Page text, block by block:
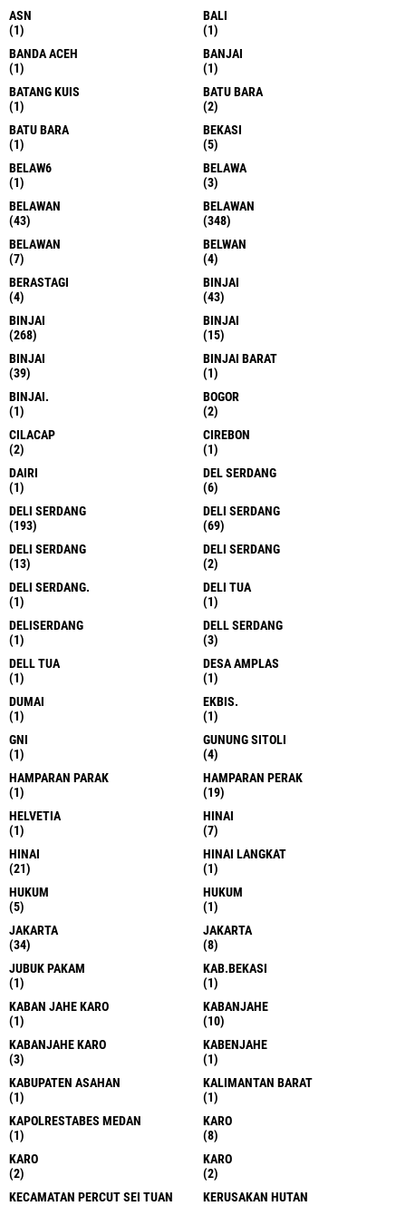
ASN
(1)
BALI
(1)
BANDA ACEH
(1)
BANJAI
(1)
BATANG KUIS
(1)
BATU BARA
(2)
BATU BARA
(1)
BEKASI
(5)
BELAW6
(1)
BELAWA
(3)
BELAWAN
(43)
BELAWAN
(348)
BELAWAN
(7)
BELWAN
(4)
BERASTAGI
(4)
BINJAI
(43)
BINJAI
(268)
BINJAI
(15)
BINJAI
(39)
BINJAI BARAT
(1)
BINJAI.
(1)
BOGOR
(2)
CILACAP
(2)
CIREBON
(1)
DAIRI
(1)
DEL SERDANG
(6)
DELI SERDANG
(193)
DELI SERDANG
(69)
DELI SERDANG
(13)
DELI SERDANG
(2)
DELI SERDANG.
(1)
DELI TUA
(1)
DELISERDANG
(1)
DELL SERDANG
(3)
DELL TUA
(1)
DESA AMPLAS
(1)
DUMAI
(1)
EKBIS.
(1)
GNI
(1)
GUNUNG SITOLI
(4)
HAMPARAN PARAK
(1)
HAMPARAN PERAK
(19)
HELVETIA
(1)
HINAI
(7)
HINAI
(21)
HINAI LANGKAT
(1)
HUKUM
(5)
HUKUM
(1)
JAKARTA
(34)
JAKARTA
(8)
JUBUK PAKAM
(1)
KAB.BEKASI
(1)
KABAN JAHE KARO
(1)
KABANJAHE
(10)
KABANJAHE KARO
(3)
KABENJAHE
(1)
KABUPATEN ASAHAN
(1)
KALIMANTAN BARAT
(1)
KAPOLRESTABES MEDAN
(1)
KARO
(8)
KARO
(2)
KARO
(2)
KECAMATAN PERCUT SEI TUAN
KERUSAKAN HUTAN